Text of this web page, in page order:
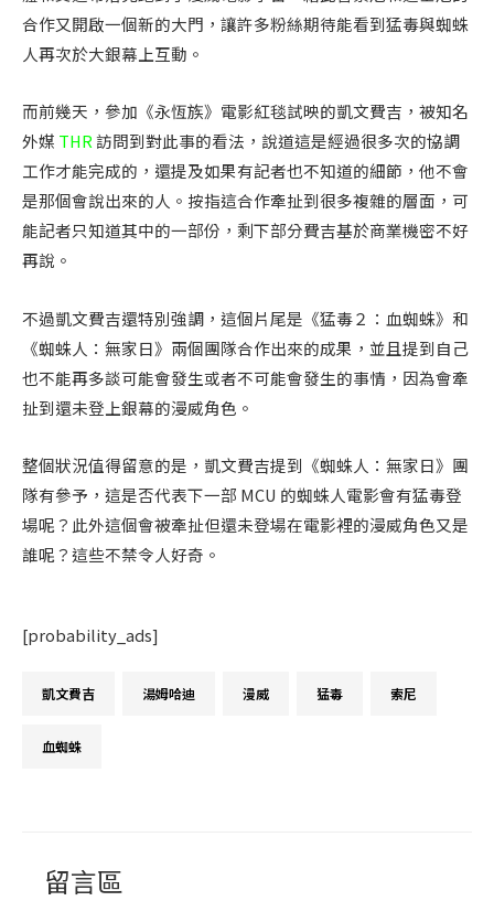
合作又開啟一個新的大門，讓許多粉絲期待能看到猛毒與蜘蛛
人再次於大銀幕上互動。
而前幾天，參加《永恆族》電影紅毯試映的凱文費吉，被知名
外媒 THR訪問到對此事的看法，說道這是經過很多次的協調
工作才能完成的，還提及如果有記者也不知道的細節，他不會
是那個會說出來的人。按指這合作牽扯到很多複雜的層面，可
能記者只知道其中的一部份，剩下部分費吉基於商業機密不好
再說。
不過凱文費吉還特別強調，這個片尾是《猛毒２：血蜘蛛》和
《蜘蛛人：無家日》兩個團隊合作出來的成果，並且提到自己
也不能再多談可能會發生或者不可能會發生的事情，因為會牽
扯到還未登上銀幕的漫威角色。
整個狀況值得留意的是，凱文費吉提到《蜘蛛人：無家日》團
隊有參予，這是否代表下一部 MCU 的蜘蛛人電影會有猛毒登
場呢？此外這個會被牽扯但還未登場在電影裡的漫威角色又是
誰呢？這些不禁令人好奇。
[probability_ads]
留言區